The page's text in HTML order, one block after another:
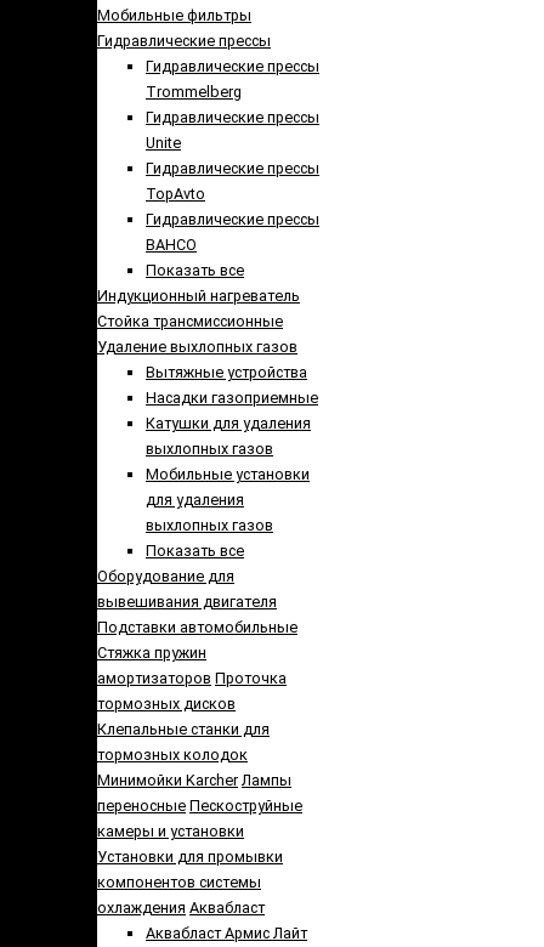
Мобильные фильтры
Гидравлические прессы
Гидравлические прессы
Trommelberg
Гидравлические прессы
Unite
Гидравлические прессы
TopAvto
Гидравлические прессы
BAHCO
Показать все
Индукционный нагреватель
Стойка трансмиссионные
Удаление выхлопных газов
Вытяжные устройства
Насадки газоприемные
Катушки для удаления
выхлопных газов
Мобильные установки
для удаления
выхлопных газов
Показать все
Оборудование для
вывешивания двигателя
Подставки автомобильные
Стяжка пружин
амортизаторов Проточка
тормозных дисков
Клепальные станки для
тормозных колодок
Минимойки Karcher Лампы
переносные Пескоструйные
камеры и установки
Установки для промывки
компонентов системы
охлаждения Аквабласт
Аквабласт Армис Лайт